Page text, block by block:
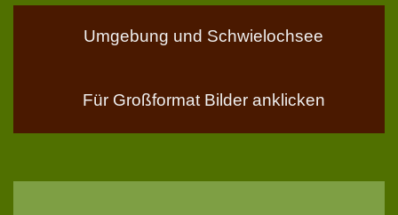
Umgebung und Schwielochsee
Für Großformat Bilder anklicken